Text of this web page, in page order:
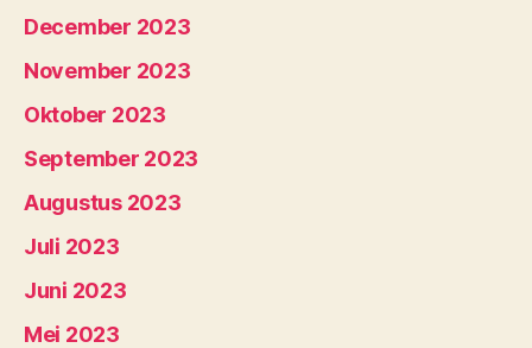
December 2023
November 2023
Oktober 2023
September 2023
Augustus 2023
Juli 2023
Juni 2023
Mei 2023